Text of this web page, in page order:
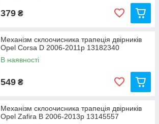
379 ₴
Механізм склоочисника трапеція двірників
Opel Corsa D 2006-2011р 13182340
В наявності
549 ₴
Механізм склоочисника трапеція двірників
Opel Zafira B 2006-2013р 13145557